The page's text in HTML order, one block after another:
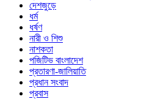
দেশজুড়ে
ধর্ম
ধর্ষণ
নারী ও শিশু
নাশকতা
পজিটিভ বাংলাদেশ
প্রতারণা-জালিয়াতি
প্রধান সংবাদ
প্রবাস